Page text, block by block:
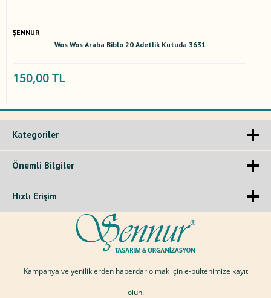
ŞENNUR
Wos Wos Araba Biblo 20 Adetlik Kutuda 3631
150,00 TL
Kategoriler
Önemli Bilgiler
Hızlı Erişim
Kampanya ve yeniliklerden haberdar olmak için e-bültenimize kayıt
olun.